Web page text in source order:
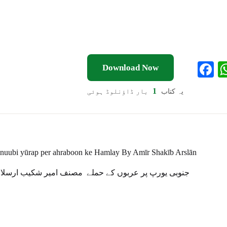
Download Now
یہ کتاب 1 بار ڈاؤنلوڈ ہوئی
F
yūrap per ahraboon ke Hamlay By Amīr Shakīb Arslān
جنوبی یورپ پر عربوں کے حملے مصنف امیر شکیب